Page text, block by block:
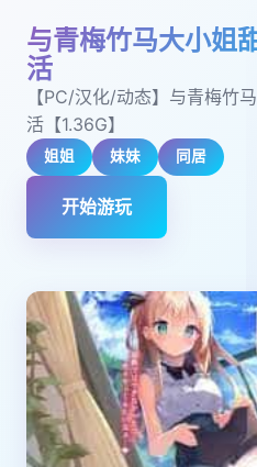
与青梅竹马大小姐
活
【PC/汉化/动态】与青梅竹
活【1.36G】
姐姐 妹妹 同居
开始游玩